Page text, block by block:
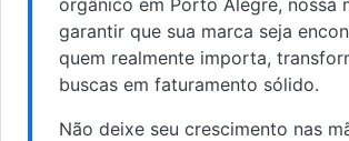
garantir que sua marca seja
quem realmente importa,
buscas em faturamento sólido.
Não deixe seu crescimento nas